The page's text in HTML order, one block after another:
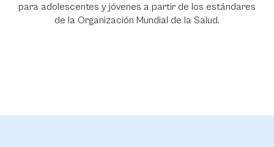
para adolescentes y jóvenes a partir de los estándares
de la Organización Mundial de la Salud.